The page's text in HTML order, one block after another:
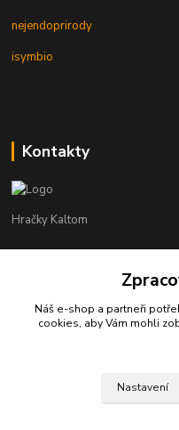
nejendoprirody
isymbio
Kontakty
Hračky Kaltom
+420 777
hrackykaltom@gmail.com
Náš e-shop a partneři
cookies, aby Vám mohli
Nastavení